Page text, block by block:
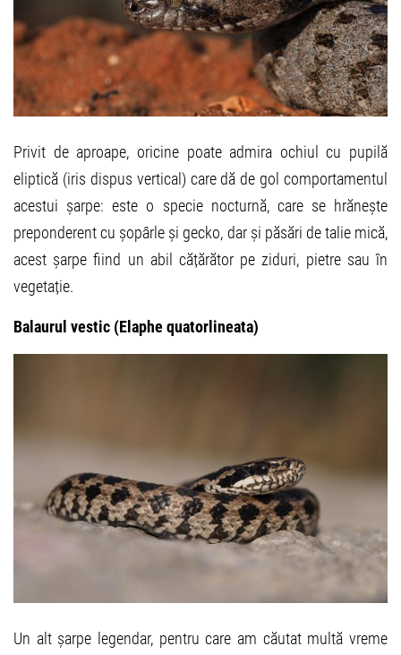
Privit de aproape, oricine poate admira ochiul cu pupilă
eliptică (iris dispus vertical) care dă de gol comportamentul
acestui șarpe: este o specie nocturnă, care se hrănește
preponderent cu șopârle și gecko, dar și păsări de talie mică,
acest șarpe fiind un abil cățărător pe ziduri, pietre sau în
vegetație.
Balaurul vestic (Elaphe quatorlineata)
Un alt șarpe legendar, pentru care am căutat multă vreme